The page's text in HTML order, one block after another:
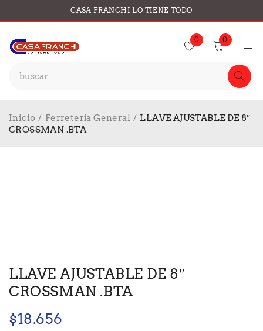
CASA FRANCHI LO TIENE TODO
0 0
Inicio / Ferretería General / LLAVE AJUSTABLE DE 8″
CROSSMAN .BTA
LLAVE AJUSTABLE DE 8″
CROSSMAN .BTA
$18.656